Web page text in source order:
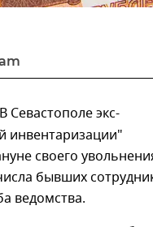
Севастополе экс-
инвентаризации"
своего
бывших
ведомства.